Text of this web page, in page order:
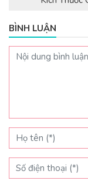
BÌNH LUẬN